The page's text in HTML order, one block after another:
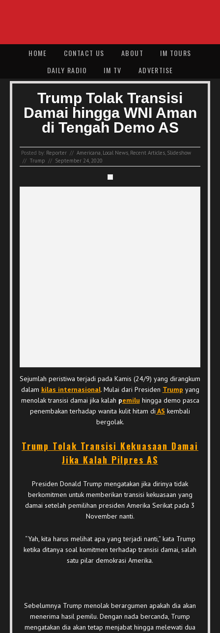
HOME CONTACT US ABOUT
IM TOURS
DAILY RADIO
IM TV ADVERTISE
Trump Tolak Transisi
Damai hingga WNI Aman
di Tengah Demo AS
Posted by: Reporter // Americana, Local News, Recent Articles, Slideshow
// Trump // September 24, 2020
Sejumlah peristiwa terjadi pada Kamis (24/9) yang dirangkum
dalam kilas internasional. Mulai dari Presiden Trump yang
menolak transisi damai jika kalah pemiluhingga demo pasca
penembakan terhadap wanita kulit hitam di AS kembali
bergolak.
Trump Tolak Transisi Kekuasaan Damai
Jika Kalah Pilpres AS
Presiden Donald Trump mengatakan jika dirinya tidak
berkomitmen untuk memberikan transisi kekuasaan yang
damai setelah pemilihan presiden Amerika Serikat pada 3
November nanti.
“Yah, kita harus melihat apa yang terjadi nanti,” kata Trump
ketika ditanya soal komitmen terhadap transisi damai, salah
satu pilar demokrasi Amerika.
Sebelumnya Trump menolak berargumen apakah dia akan
menerima hasil pemilu. Dengan nada bercanda, Trump
mengatakan dia akan tetap menjabat hingga melewati dua